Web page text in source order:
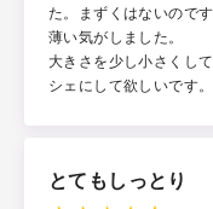
た。まずくはないので
薄い気がしました。
大きさを少し小さくし
シェにして欲しいです。
とてもしっとり